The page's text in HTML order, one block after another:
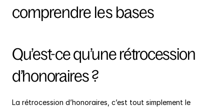
comprendre les bases
Qu’est-ce qu’une rétrocession
d’honoraires ?
La rétrocession d’honoraires, c’est tout simplement le